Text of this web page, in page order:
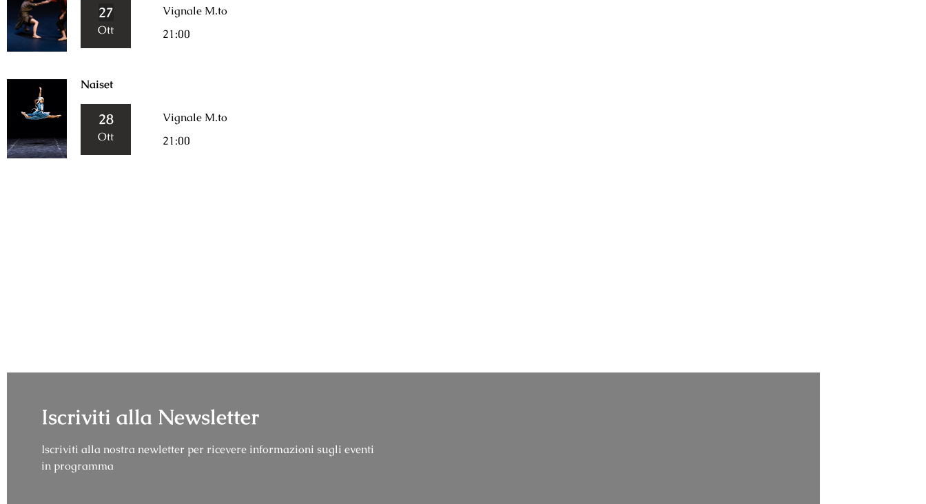
27
Ott
Vignale M.to
21:00
Naiset
28
Ott
Vignale M.to
21:00
Iscriviti alla Newsletter
Iscriviti alla nostra newletter per ricevere informazioni sugli eventi
in programma